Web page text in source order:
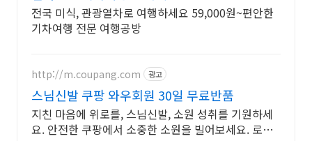
전국 미식, 관광열차로 여행하세요 59,000원~편안한
기차여행 전문 여행공방
http://m.coupang.com 광고
스님신발 쿠팡 와우회원 30일 무료반품
지친 마음에 위로를, 스님신발, 소원 성취를 기원하세
요. 안전한 쿠팡에서 소중한 소원을 빌어보세요. 로켓